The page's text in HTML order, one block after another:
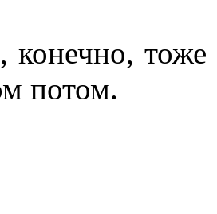
конечно,
потом.